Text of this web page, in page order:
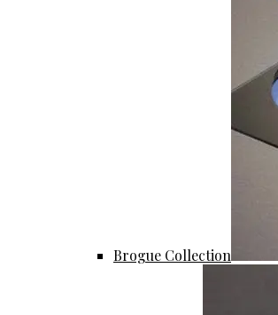
Brogue Collection